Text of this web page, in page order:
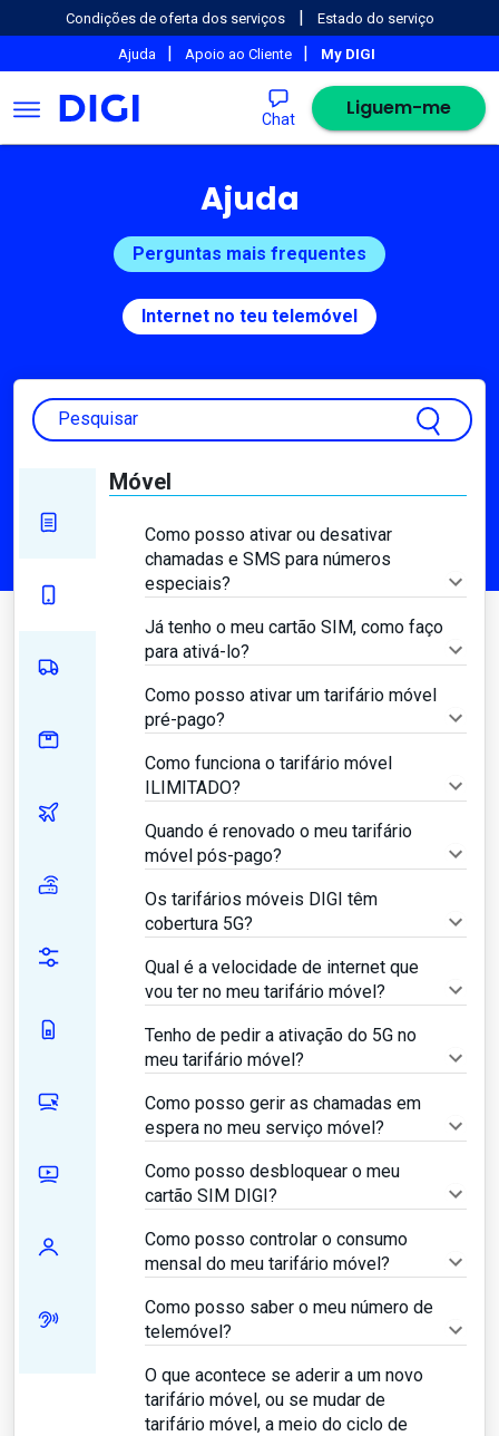
Condições de oferta dos serviços | Estado do serviço
Ajuda | Apoio ao Cliente | My DIGI
Chat Liguem-me
Ajuda
Perguntas mais frequentes
Internet no teu telemóvel
Pesquisar
Móvel
Como posso ativar ou desativar
chamadas e SMS para números
especiais?
Já tenho o meu cartão SIM, como faço
para ativá-lo?
Como posso ativar um tarifário móvel
pré-pago?
Como funciona o tarifário móvel
ILIMITADO?
Quando é renovado o meu tarifário
móvel pós-pago?
Os tarifários móveis DIGI têm
cobertura 5G?
Qual é a velocidade de internet que
vou ter no meu tarifário móvel?
Tenho de pedir a ativação do 5G no
meu tarifário móvel?
Como posso gerir as chamadas em
espera no meu serviço móvel?
Como posso desbloquear o meu
cartão SIM DIGI?
Como posso controlar o consumo
mensal do meu tarifário móvel?
Como posso saber o meu número de
telemóvel?
O que acontece se aderir a um novo
tarifário móvel, ou se mudar de
tarifário móvel, a meio do ciclo de